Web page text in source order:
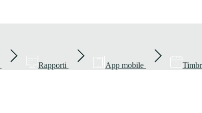
Rapporti App mobile